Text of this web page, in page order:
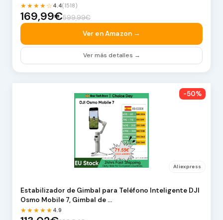
★★★★☆ 4.4(1518)
169,99€599,99€
Ver en Amazon →
Ver más detalles →
-50%
Aliexpress
Estabilizador de Gimbal para Teléfono Inteligente DJI
Osmo Mobile 7, Gimbal de …
★★★★★ 4.9